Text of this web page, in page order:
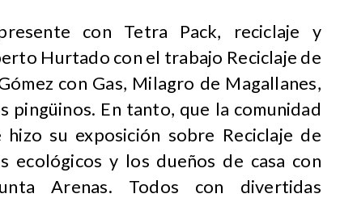
con Tetra Pack, reciclaje y
Hurtado con el trabajo Reciclaje de
con Gas, Milagro de Magallanes,
pingüinos. En tanto, que la comunidad
su exposición sobre Reciclaje de
ecológicos y los dueños de casa con
Arenas. Todos con divertidas